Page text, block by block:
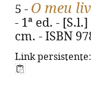
5 - O meu
- 1ª ed. -
cm. - ISBN
Link